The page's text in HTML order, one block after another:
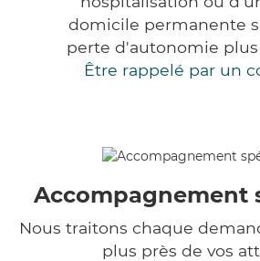
domicile permanente
perte d'autonomie plus
Être rappelé par un
Accompagnement
Nous traitons chaque
plus près de vos